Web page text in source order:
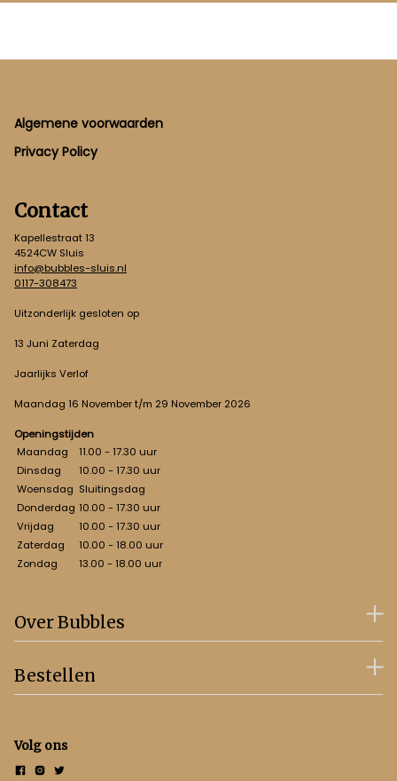
Footer
Algemene voorwaarden
Privacy Policy
Contact
Kapellestraat 13
4524CW Sluis
info@bubbles-sluis.nl
0117-308473
Uitzonderlijk gesloten op
13 Juni Zaterdag
Jaarlijks Verlof
Maandag 16 November t/m 29 November 2026
Openingstijden
Maandag
11.00 - 17.30 uur
Dinsdag
10.00 - 17.30 uur
Woensdag Sluitingsdag
Donderdag 10.00 - 17.30 uur
Vrijdag
10.00 - 17.30 uur
Zaterdag
10.00 - 18.00 uur
Zondag
13.00 - 18.00 uur
Over Bubbles
Bestellen
Volg ons